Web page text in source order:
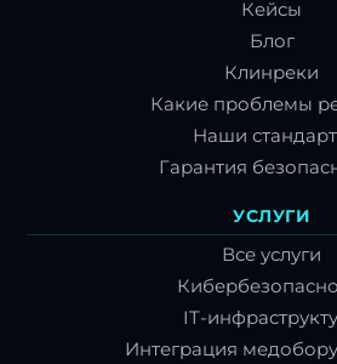
Кейсы
Блог
Клинреки
Какие проблемы
Наши
Гарантия
УСЛУГИ
Все услуги
IT-
Интеграция